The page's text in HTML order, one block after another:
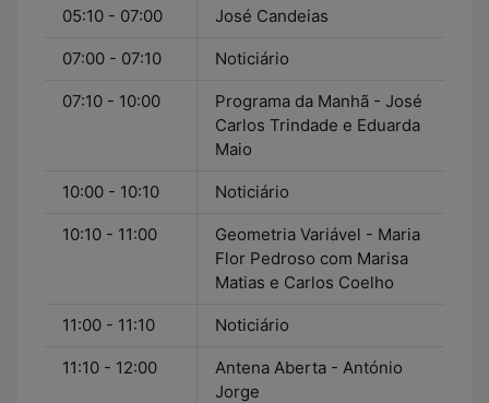
05:10 - 07:00 José Candeias
07:00 - 07:10 Noticiário
07:10 - 10:00
Programa da Manhã - José
Carlos Trindade e Eduarda
Maio
10:00 - 10:10 Noticiário
10:10 - 11:00
Geometria Variável - Maria
Flor Pedroso com Marisa
Matias e Carlos Coelho
11:00 - 11:10 Noticiário
11:10 - 12:00
Antena Aberta - António
Jorge